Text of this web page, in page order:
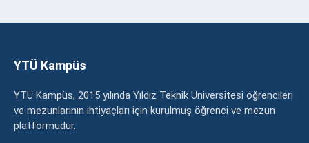
YTÜ Kampüs
YTÜ Kampüs, 2015 yılında Yıldız Teknik Üniversitesi öğrencileri
ve mezunlarının ihtiyaçları için kurulmuş öğrenci ve mezun
platformudur.